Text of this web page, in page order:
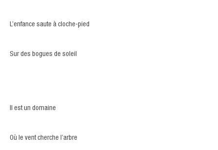
L’enfance saute à cloche-pied
Sur des bogues de soleil
Il est un domaine
Où le vent cherche l’arbre